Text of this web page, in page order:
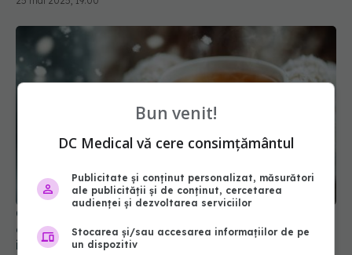
Ceaiul aromat care reduce inflamația din
organism, previne infecțiile și te calmează. Este
ideal în perioadele cu vreme rece
17 feb 2025, 12:24
Bun venit!
DC Medical vă cere consimțământul
Publicitate și conținut personalizat, măsurători
ale publicității și de conținut, cercetarea
audienței și dezvoltarea serviciilor
Stocarea și/sau accesarea informațiilor de pe
un dispozitiv